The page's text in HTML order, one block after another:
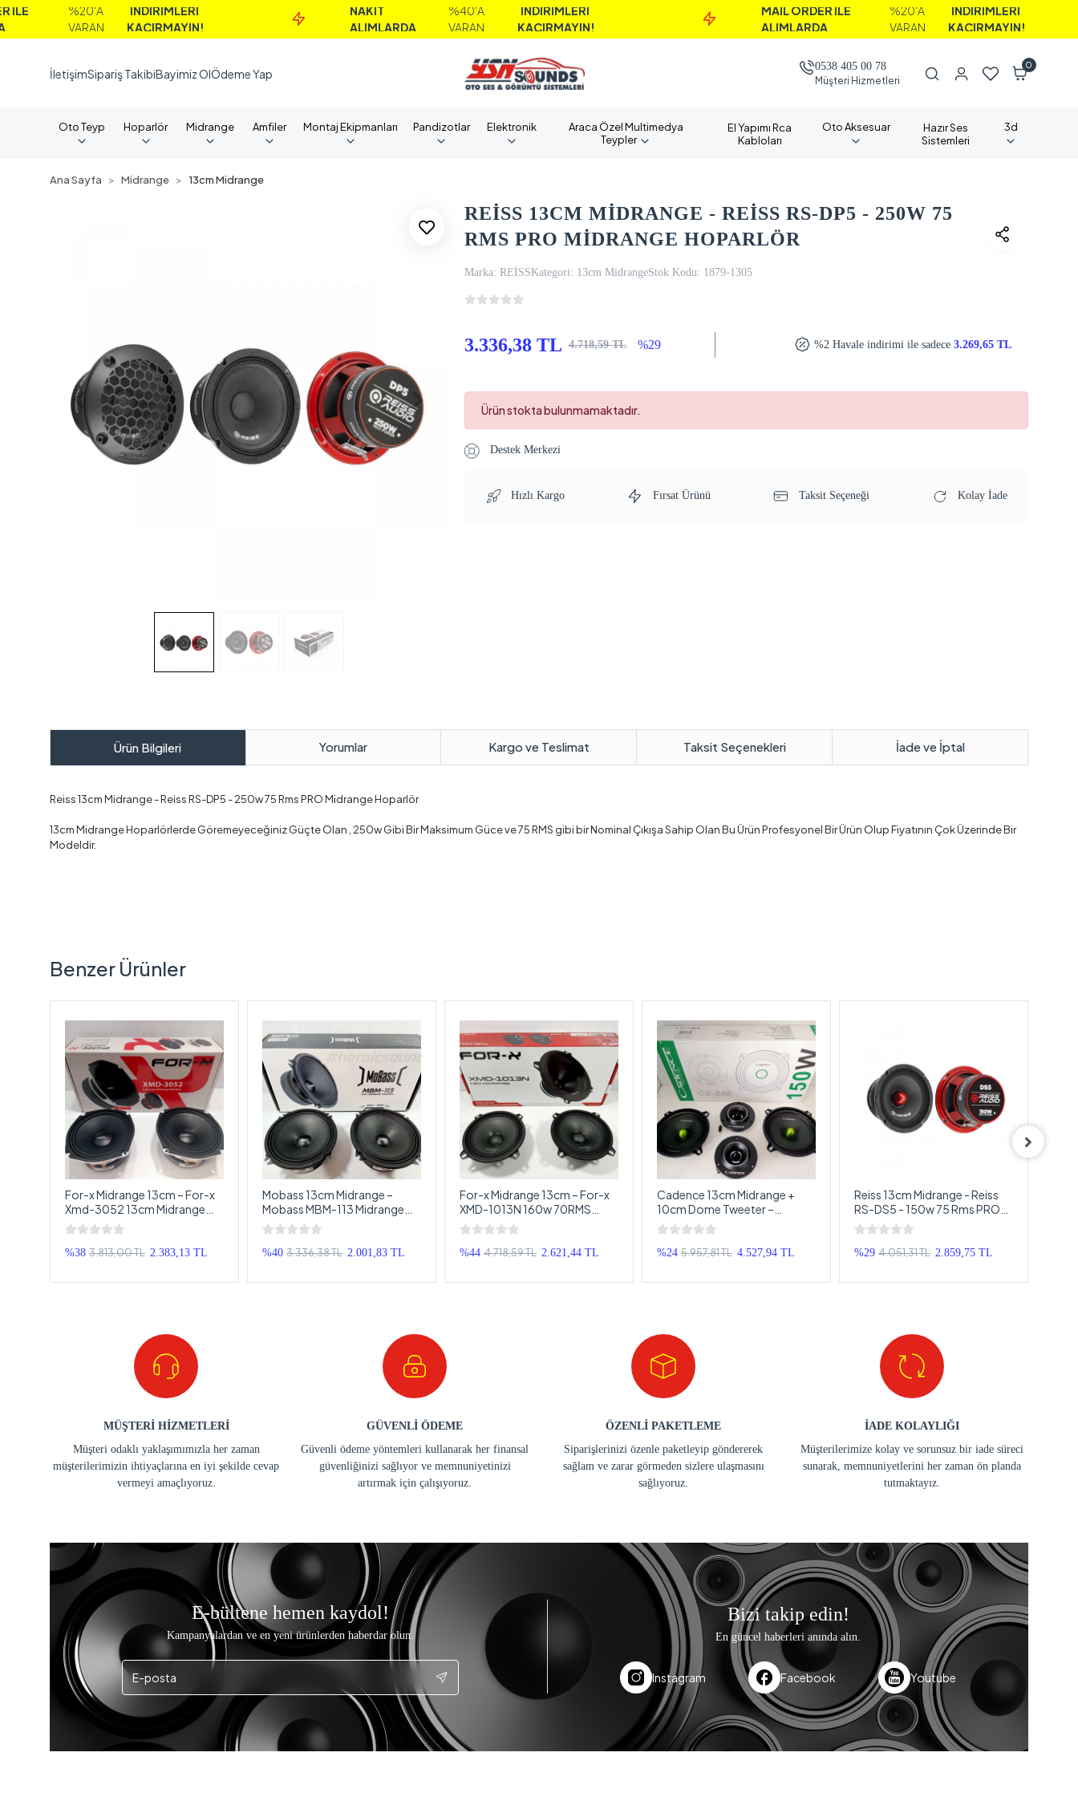
%20'A
İNDİRİMLERİ
KAÇIRMAYIN!
NAKİT
ALIMLARDA
VARAN
İNDİRİMLERİ
KAÇIRMAYIN!
MAİL ORDER İLE
ALIMLARDA
%20'A
İNDİRİMLERİ
KAÇIRMAYIN!
İletişimSipariş TakibiBayimiz OlÖdeme Yap
0538 405 00 78
Müşteri Hizmetleri
0
Oto Teyp Hoparlör Midrange Amfiler Montaj Ekipmanları Pandizotlar Elektronik
Araca Özel Multimedya
Teypler
El Yapımı Rca
Kabloları
Oto Aksesuar
Hazır Ses
Sistemleri
3d
Ana Sayfa Midrange 13cm Midrange
REİSS 13CM MİDRANGE - REİSS RS-DP5 - 250W 75
RMS PRO MİDRANGE HOPARLÖR
Marka: REİSSKategori: 13cm MidrangeStok Kodu: 1879-1305
3.336,38 TL 4.718,59 TL %29 %2 Havale indirimi ile sadece 3.269,65 TL
Ürün stokta bulunmamaktadır.
Destek Merkezi
Hızlı Kargo Fırsat Ürünü Taksit Seçeneği Kolay İade
Ürün Bilgileri Yorumlar Kargo ve Teslimat Taksit Seçenekleri İade ve İptal
Reiss 13cm Midrange - Reiss RS-DP5 - 250w 75 Rms PRO Midrange Hoparlör
13cm Midrange Hoparlörlerde Göremeyeceğiniz Güçte Olan , 250w Gibi Bir Maksimum Güce ve 75 RMS gibi bir Nominal Çıkışa Sahip Olan Bu Ürün Profesyonel Bir Ürün Olup Fiyatının Çok Üzerinde Bir
Modeldir.
Benzer Ürünler
For-x Midrange 13cm – For-x
Xmd-3052 13cm Midrange
Hoparlör
%38 3.813,00 TL 2.383,13 TL
Mobass 13cm Midrange –
Mobass MBM-113 Midrange
Hoparlör – Prof Midrange
13cm
%40 3.336,38 TL 2.001,83 TL
For-x Midrange 13cm – For-x
XMD-1013N 160w 70RMS
13cm Midrange Hoparlör
%44 4.718,59 TL 2.621,44 TL
Cadence 13cm Midrange +
10cm Dome Tweeter –
Cadence Mid Takımı CS-540
%24 5.957,81 TL 4.527,94 TL
Reiss 13cm Midrange - Reiss
RS-DS5 - 150w 75 Rms PRO
Kurşun Göbek Midrange
Hoparlör
%29 4.051,31 TL 2.859,75 TL
MÜŞTERİ HİZMETLERİ
Müşteri odaklı yaklaşımımızla her zaman
müşterilerimizin ihtiyaçlarına en iyi şekilde cevap
vermeyi amaçlıyoruz.
GÜVENLİ ÖDEME
Güvenli ödeme yöntemleri kullanarak her finansal
güvenliğinizi sağlıyor ve memnuniyetinizi
artırmak için çalışıyoruz.
ÖZENLİ PAKETLEME
Siparişlerinizi özenle paketleyip göndererek
sağlam ve zarar görmeden sizlere ulaşmasını
sağlıyoruz.
İADE KOLAYLIĞI
Müşterilerimize kolay ve sorunsuz bir iade süreci
sunarak, memnuniyetlerini her zaman ön planda
tutmaktayız.
E-bültene hemen kaydol!
Kampanyalardan ve en yeni ürünlerden haberdar olun.
Bizi takip edin!
En güncel haberleri anında alın.
Instagram Facebook Youtube